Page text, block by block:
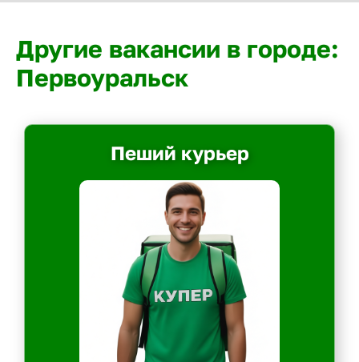
Другие вакансии в городе:
Первоуральск
Пеший курьер